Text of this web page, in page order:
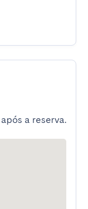
a reserva.